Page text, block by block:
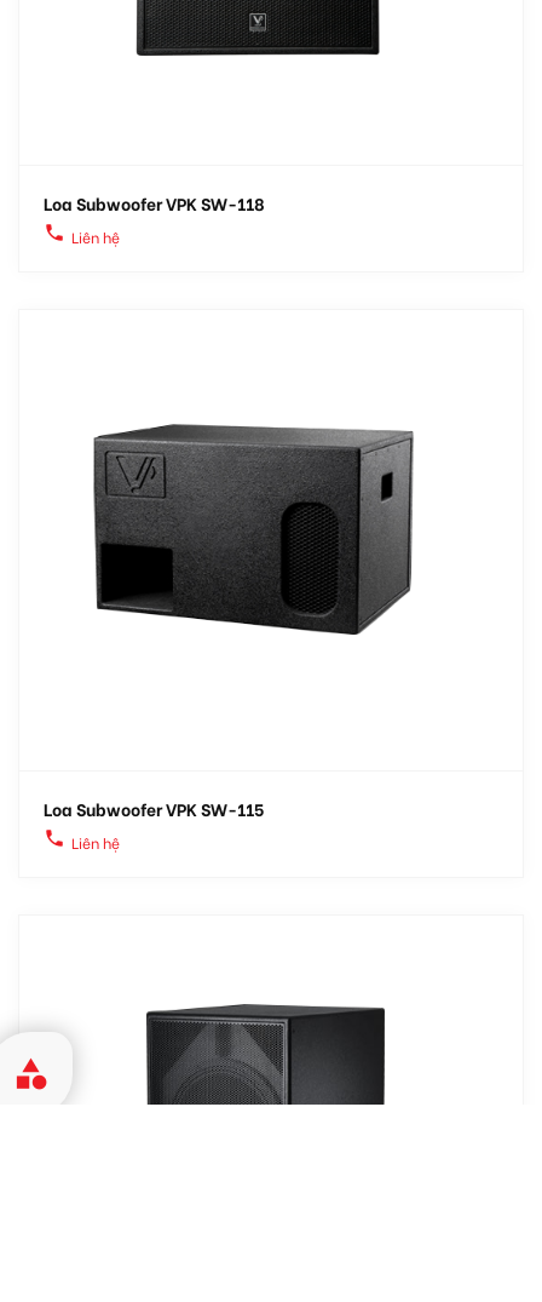
Loa Subwoofer VPK SW-118
local_phone Liên hệ
Loa Subwoofer VPK SW-115
local_phone Liên hệ
category